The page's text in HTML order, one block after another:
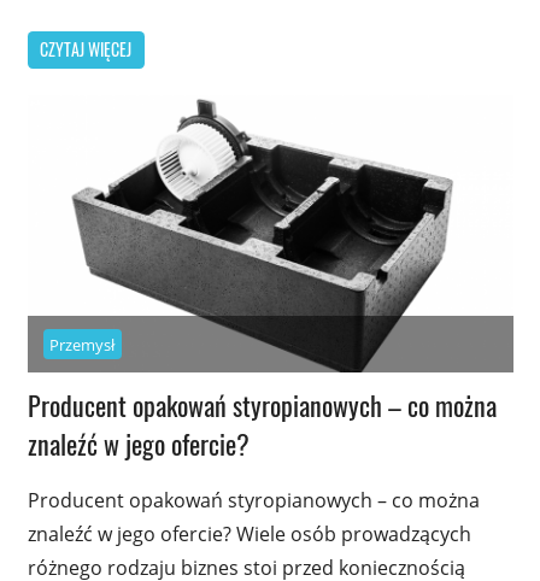
CZYTAJ WIĘCEJ
Przemysł
Producent opakowań styropianowych – co można
znaleźć w jego ofercie?
Producent opakowań styropianowych – co można
znaleźć w jego ofercie? Wiele osób prowadzących
różnego rodzaju biznes stoi przed koniecznością